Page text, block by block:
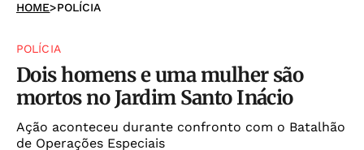
HOME>POLÍCIA
POLÍCIA
Dois homens e uma mulher são
mortos no Jardim Santo Inácio
Ação aconteceu durante confronto com o Batalhão
de Operações Especiais